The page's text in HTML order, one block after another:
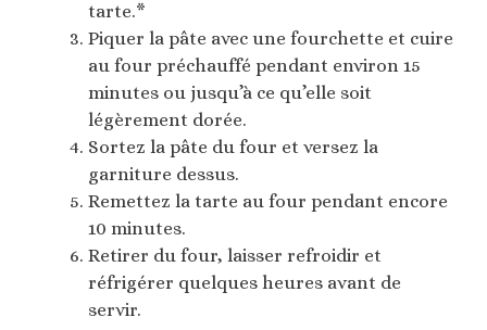
tarte.*
Piquer la pâte avec une fourchette et cuire
au four préchauffé pendant environ 15
minutes ou jusqu’à ce qu’elle soit
légèrement dorée.
Sortez la pâte du four et versez la
garniture dessus.
Remettez la tarte au four pendant encore
10 minutes.
Retirer du four, laisser refroidir et
réfrigérer quelques heures avant de
servir.